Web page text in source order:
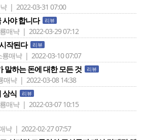
| 2022-03-31 07:00
사야 합니다 리뷰
매냑 | 2022-03-29 07:12
작된다 리뷰
룡매냑 | 2022-03-10 07:07
말하는 돈에 대한 모든 것 리뷰
매냑 | 2022-03-08 14:38
상식 리뷰
매냑 | 2022-03-07 10:15
냑 | 2022-02-27 07:57